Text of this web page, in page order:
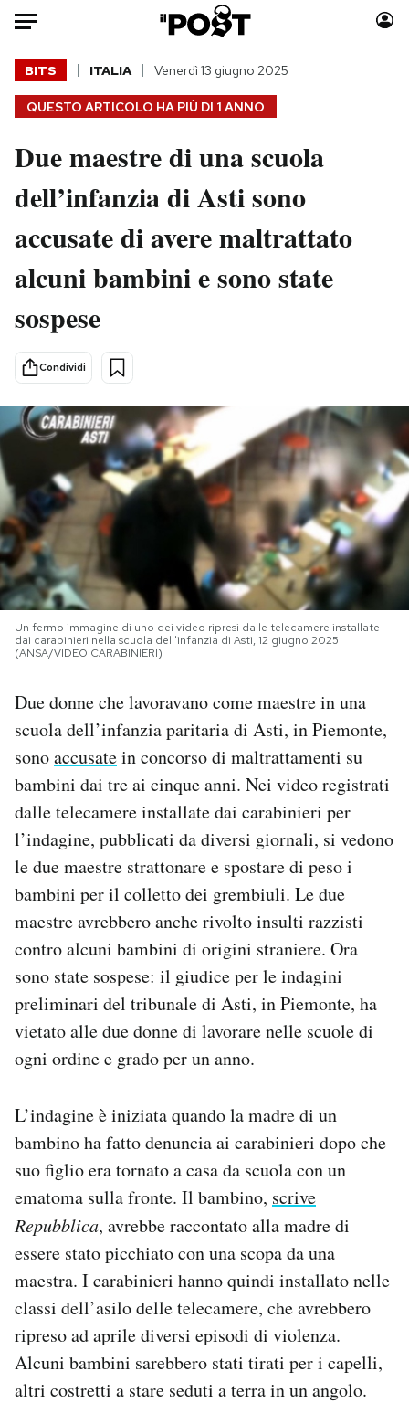
Auto
HOME
Italia
Politica
Tecnologia
Scienza
Economia
Sport
Moda
Consumismi
Storie/Idee
Media
PODCAST
NEWSLETTER
I MIEI PREFERITI
SHOP
Area Personale
Newsletter
Notifiche mobile
Esci
QUESTO ARTICOLO HA PIÙ DI 1 ANNO
BITS ITALIA Venerdì 13 giugno 2025
Due maestre di una scuola
dell’infanzia di Asti sono
accusate di avere maltrattato
alcuni bambini e sono state
sospese
Condividi
Un fermo immagine di uno dei video ripresi dalle telecamere installate
dai carabinieri nella scuola dell'infanzia di Asti, 12 giugno 2025
(ANSA/VIDEO CARABINIERI)
Due donne che lavoravano come maestre in una
scuola dell’infanzia paritaria di Asti, in Piemonte,
sonoaccusatein concorso di maltrattamenti su
bambini dai tre ai cinque anni. Nei video registrati
dalle telecamere installate dai carabinieri per
l’indagine, pubblicati da diversi giornali, si vedono
le due maestre strattonare e spostare di peso i
bambini per il colletto dei grembiuli. Le due
maestre avrebbero anche rivolto insulti razzisti
contro alcuni bambini di origini straniere. Ora
sono state sospese: il giudice per le indagini
preliminari del tribunale di Asti, in Piemonte, ha
vietato alle due donne di lavorare nelle scuole di
ogni ordine e grado per un anno.
L’indagine è iniziata quando la madre di un
bambino ha fatto denuncia ai carabinieri dopo che
suo figlio era tornato a casa da scuola con un
ematoma sulla fronte. Il bambino, scrive
Repubblica, avrebbe raccontato alla madre di
essere stato picchiato con una scopa da una
maestra. I carabinieri hanno quindi installato nelle
classi dell’asilo delle telecamere, che avrebbero
ripreso ad aprile diversi episodi di violenza.
Alcuni bambini sarebbero stati tirati per i capelli,
altri costretti a stare seduti a terra in un angolo.